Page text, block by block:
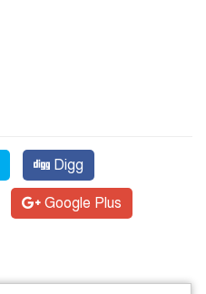
Digg
Google Plus